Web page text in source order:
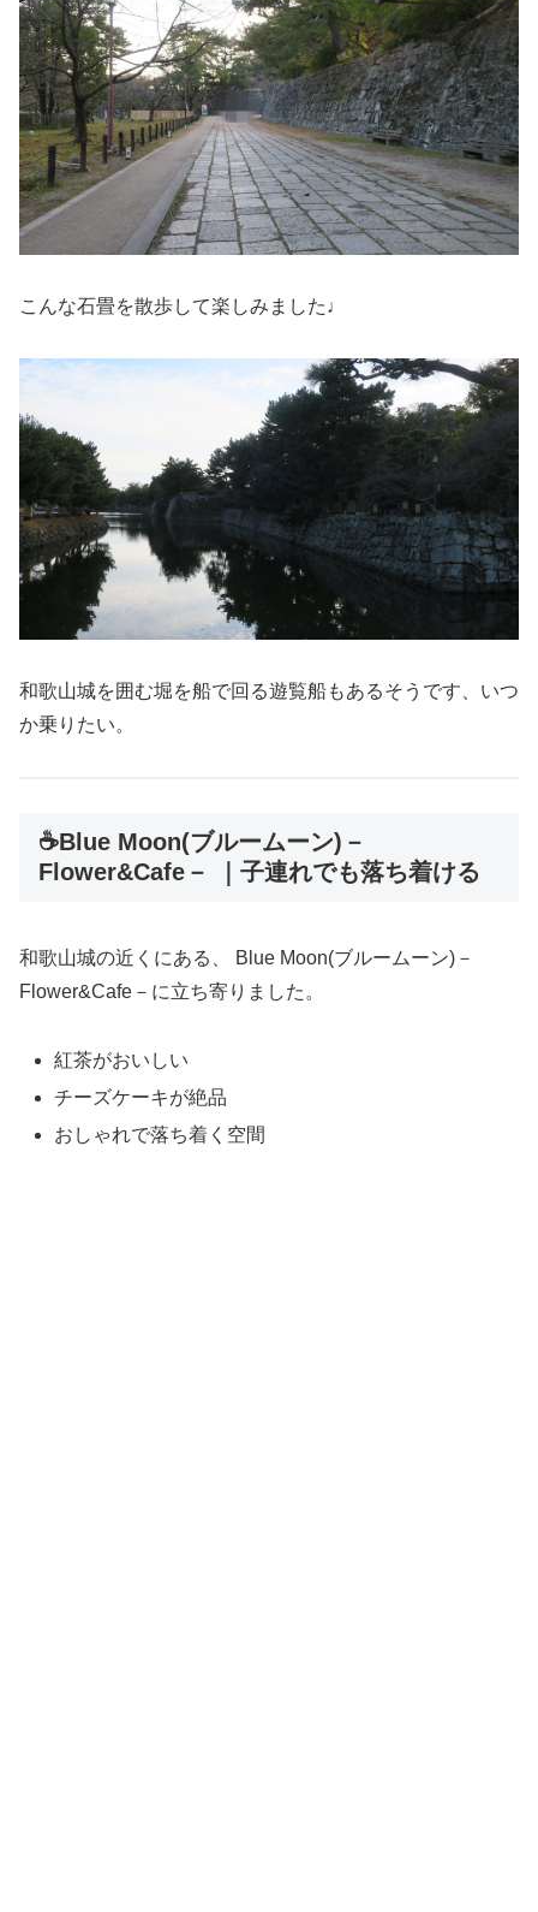
こんな石畳を散歩して楽しみました♩
和歌山城を囲む堀を船で回る遊覧船もあるそうです、いつ
か乗りたい。
☕Blue Moon(ブルームーン)－
Flower&Cafe－ ｜子連れでも落ち着ける
和歌山城の近くにある、 Blue Moon(ブルームーン)－
Flower&Cafe－に立ち寄りました。
紅茶がおいしい
チーズケーキが絶品
おしゃれで落ち着く空間